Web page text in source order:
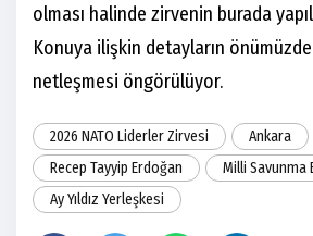
olması halinde zirvenin burada
Konuya ilişkin detayların
netleşmesi öngörülüyor.
2026 NATO Liderler Zirvesi
Ankara
Recep Tayyip Erdoğan
Milli Savunma
Ay Yıldız Yerleşkesi